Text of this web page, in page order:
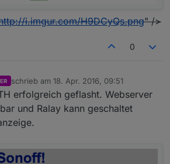
i.imgur.com/H9DCyQs.png" />
0
schrieb am 18. Apr. 2016, 09:51
zuletzt editiert von
erfolgreich geflasht. Webserver
und Ralay kann geschaltet